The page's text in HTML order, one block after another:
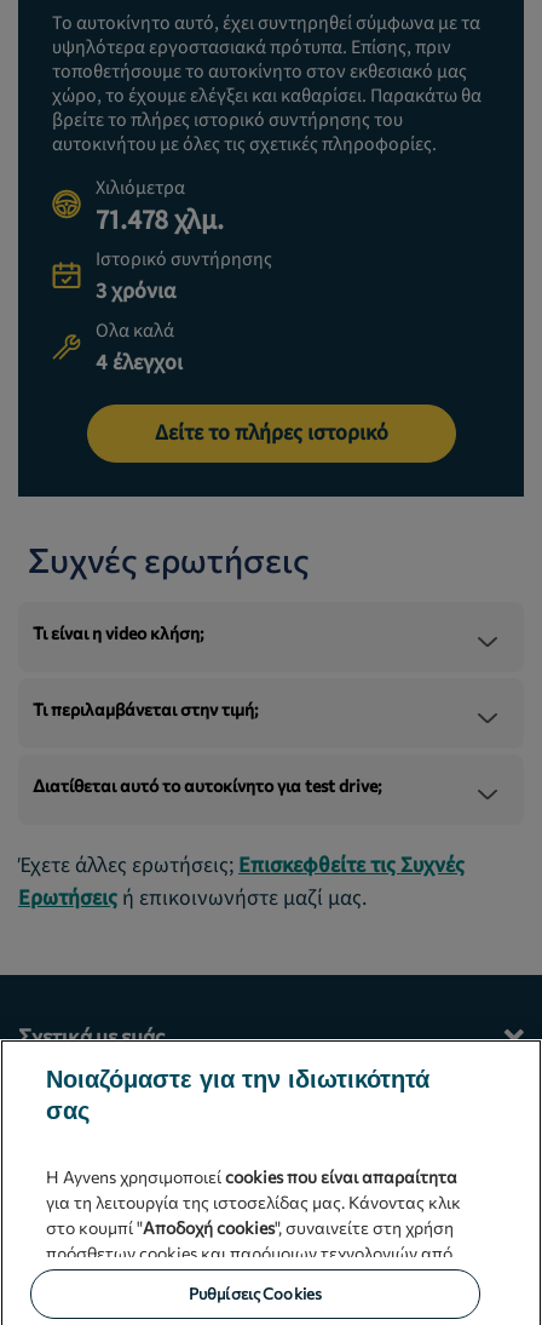
Το αυτοκίνητο αυτό, έχει συντηρηθεί σύμφωνα με τα
υψηλότερα εργοστασιακά πρότυπα. Επίσης, πριν
τοποθετήσουμε το αυτοκίνητο στον εκθεσιακό μας
χώρο, το έχουμε ελέγξει και καθαρίσει. Παρακάτω θα
βρείτε το πλήρες ιστορικό συντήρησης του
αυτοκινήτου με όλες τις σχετικές πληροφορίες.
Χιλιόμετρα
71.478 χλμ.
Ιστορικό συντήρησης
3 χρόνια
Ολα καλά
4 έλεγχοι
Δείτε το πλήρες ιστορικό
Συχνές ερωτήσεις
Τι είναι η video κλήση;
Τι περιλαμβάνεται στην τιμή;
Διατίθεται αυτό το αυτοκίνητο για test drive;
Έχετε άλλες ερωτήσεις; Επισκεφθείτε τις Συχνές
Ερωτήσεις ή επικοινωνήστε μαζί μας.
Σχετικά με εμάς
Οι υπηρεσίες μας
Γενικοί όροι και προϋποθέσεις
Ayvens Greece
Νοιαζόμαστε για την ιδιωτικότητά
σας
Η Ayvens χρησιμοποιείcookies που είναι απαραίτητα
για τη λειτουργία της ιστοσελίδας μας. Κάνοντας κλικ
στο κουμπί "Αποδοχή cookies", συναινείτε στη χρήση
πρόσθετων cookies και παρόμοιων τεχνολογιών από
τη Ayvens και τους συνεργάτες μας, που αναλύουν την
επισκεψιμότητα στο διαδίκτυο, τη διαδικτυακή
Ρυθμίσεις Cookies